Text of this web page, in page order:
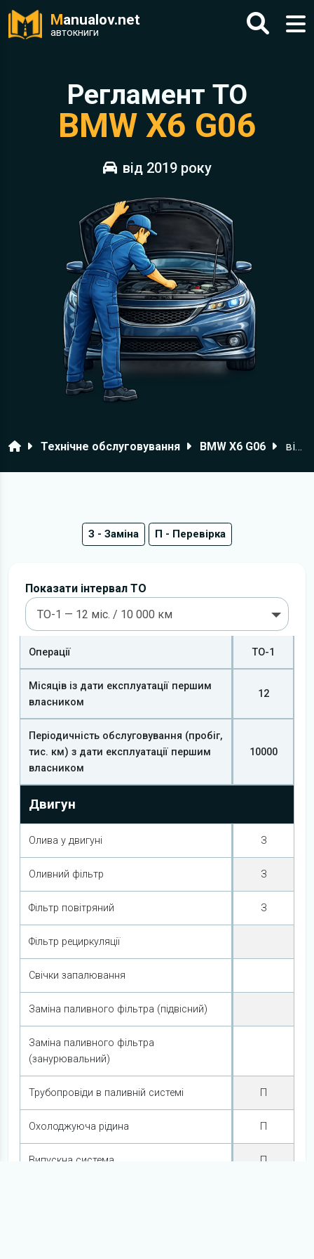
Manualov.net
автокниги
Регламент ТО
BMW X6 G06
від 2019 року
ГоловнаТехнічне обслуговування BMW X6 G06 від 2019 року
З - Заміна П - Перевірка
Показати інтервал ТО
ТО-1 — 12 міс. / 10 000 км
Операції ТО-1
Місяців із дати експлуатації першим
власником
12
Періодичність обслуговування (пробіг,
тис. км) з дати експлуатації першим
власником
10000
Двигун
Олива у двигуні З
Оливний фільтр З
Фільтр повітряний З
Фільтр рециркуляції
Свічки запалювання
Заміна паливного фільтра (підвісний)
Заміна паливного фільтра
(занурювальний)
Трубопровіди в паливній системі П
Охолоджуюча рідина П
Випускна система П